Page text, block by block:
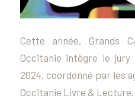
Cette année, Grands
Occitanie intègre le jury
2024, coordonné par les
Occitanie Livre & Lecture.